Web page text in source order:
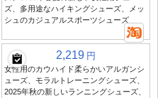
ズ、多用途なハイキングシューズ、メッ
シュのカジュアルスポーツシューズ
2,219 円
女性用のカウハイド柔らかいアルガンシ
ューズ、モラルトレーニングシューズ、
2025年秋の新しいランニングシューズ、